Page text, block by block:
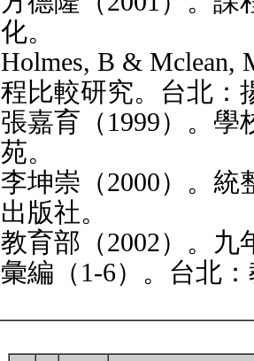
化。
Holmes, B & Mclean,
程比較研究。台北：
張嘉育（1999）。
苑。
李坤崇（2000）。
出版社。
教育部（2002）。
彙編（1-6）。台北